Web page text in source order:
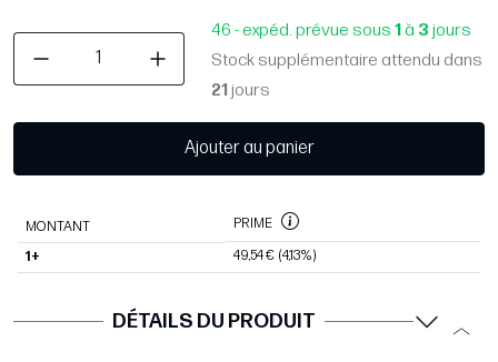
46 - expéd. prévue sous1à 3 jours
Stock supplémentaire attendu dans
21jours
Ajouter au panier
MONTANT PRIME
1+ 49,54 € (4,13%)
DÉTAILS DU PRODUIT